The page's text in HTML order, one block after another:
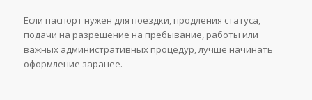
Если паспорт нужен для поездки, продления статуса,
подачи на разрешение на пребывание, работы или
важных административных процедур, лучше начинать
оформление заранее.